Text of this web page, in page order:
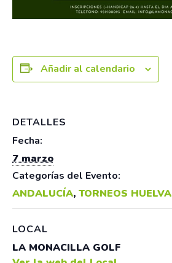
Añadir al calendario
DETALLES
Fecha:
7 marzo
Categorías del Evento:
ANDALUCÍA, TORNEOS HUELVA
LOCAL
LA MONACILLA GOLF